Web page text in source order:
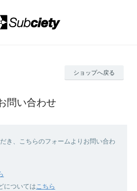
ショップへ戻る
問い合わせ
き、こちらのフォームよりお問い合わ
についてはこちら